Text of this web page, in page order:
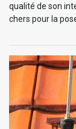
qualité de son
chers pour la